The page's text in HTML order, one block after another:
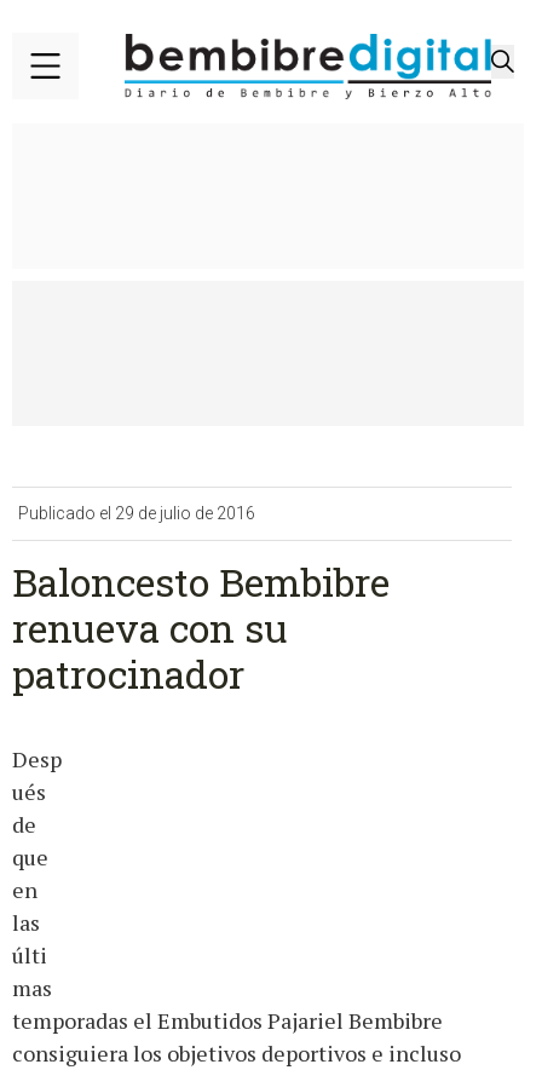
Publicado el 29 de julio de 2016
Baloncesto Bembibre
renueva con su
patrocinador
Desp
ués
de
que
en
las
últi
mas
temporadas el Embutidos Pajariel Bembibre
consiguiera los objetivos deportivos e incluso